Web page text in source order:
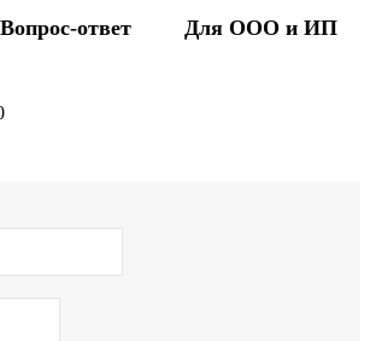
Вопрос-ответ Для ООО и ИП